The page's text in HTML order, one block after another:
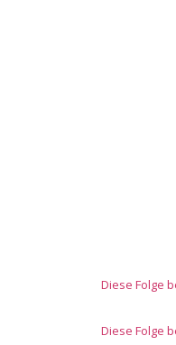
Diese Folge
Diese Folge